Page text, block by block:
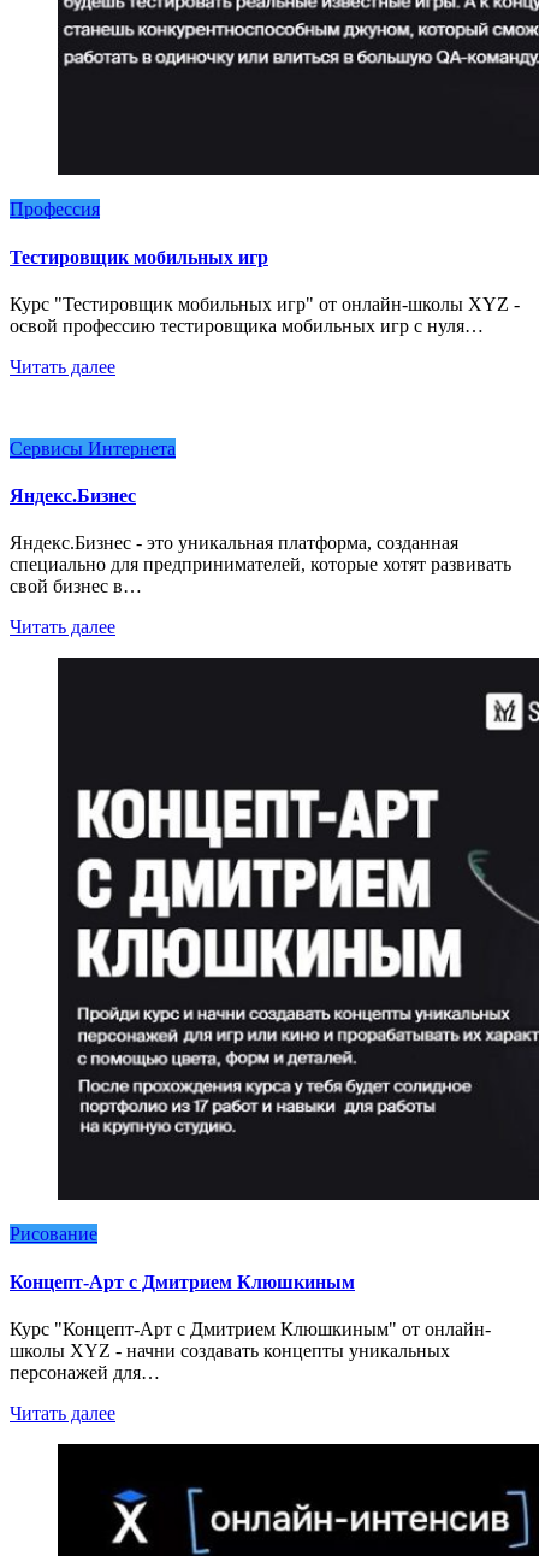
Профессия
Тестировщик мобильных игр
Курс "Тестировщик мобильных игр" от онлайн-школы XYZ -
освой профессию тестировщика мобильных игр с нуля…
Читать далее
Сервисы Интернета
Яндекс.Бизнес
Яндекс.Бизнес - это уникальная платформа, созданная
специально для предпринимателей, которые хотят развивать
свой бизнес в…
Читать далее
Рисование
Концепт-Арт с Дмитрием Клюшкиным
Курс "Концепт-Арт с Дмитрием Клюшкиным" от онлайн-
школы XYZ - начни создавать концепты уникальных
персонажей для…
Читать далее